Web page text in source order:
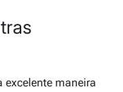
excelente maneira